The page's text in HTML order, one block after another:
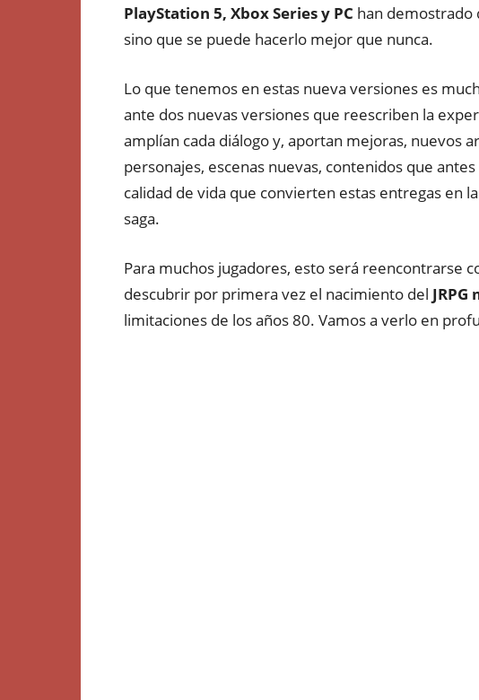
PlayStation 5, Xbox Series y PC han demostrado
sino que se puede hacerlo mejor que nunca.
Lo que tenemos en estas nueva versiones es
ante dos nuevas versiones que reescriben la
amplían cada diálogo y, aportan mejoras, nuevos
personajes, escenas nuevas, contenidos que
calidad de vida que convierten estas entregas en
saga.
Para muchos jugadores, esto será reencontrarse
descubrir por primera vez el nacimiento del
limitaciones de los años 80. Vamos a verlo en